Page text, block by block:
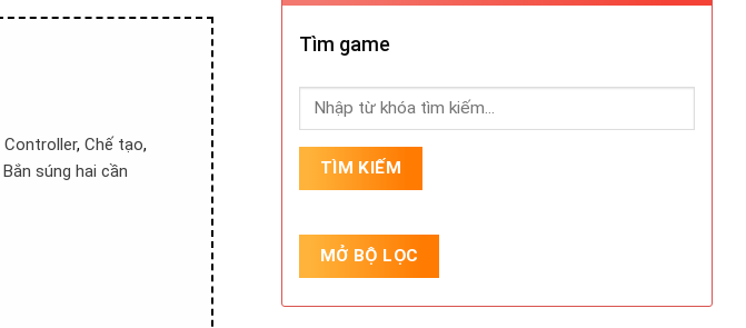
Controller, Chế tạo,
Bắn súng hai cần
Tìm game